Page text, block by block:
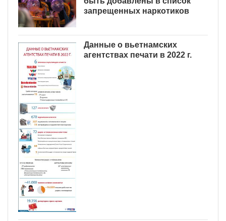
запрещенных наркотиков
Данные о вьетнамских
агентствах печати в 2022 г.